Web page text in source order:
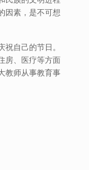
因素，是不可想
自己的节日。
房、医疗等方面
教师从事教育事